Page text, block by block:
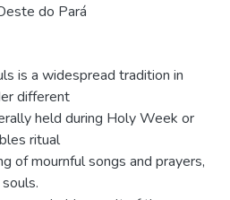
do Pará
is a widespread tradition in
different
held during Holy Week or
ritual
of mournful songs and prayers,